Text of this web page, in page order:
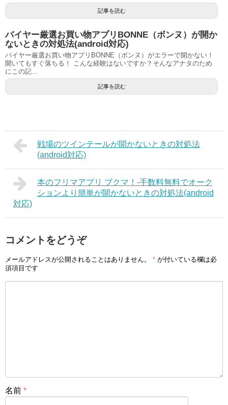
記事を読む
バイヤー厳選お買い物アプリBONNE（ボンヌ）が開か
ないときの対処法(android対応)
バイヤー厳選お買い物アプリBONNE（ボンヌ）がエラーで開かない！
開いてもすぐ落ちる！ こんな経験はないですか？そんなアナタのため
にこの記...
記事を読む
戦場のツインテールが開かないときの対処法
(android対応)
本のフリマアプリ ブクマ！-手数料無料でオーク
ションより簡単が開かないときの対処法(android
対応)
コメントをどうぞ
メールアドレスが公開されることはありません。 * が付いている欄は必
須項目です
名前 *